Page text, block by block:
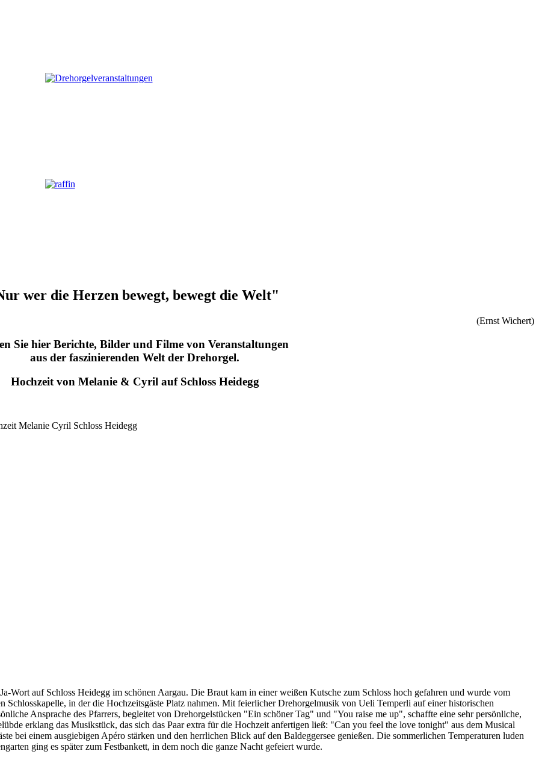
wer die Herzen bewegt, bewegt die Welt"
(Ernst Wichert)
Sie hier Berichte, Bilder und Filme von Veranstaltungen
aus der faszinierenden Welt der Drehorgel.
Hochzeit von Melanie & Cyril auf Schloss Heidegg
Wort auf Schloss Heidegg im schönen Aargau. Die Braut kam in einer weißen Kutsche zum Schloss hoch gefahren und wurde vom
Schlosskapelle, in der die Hochzeitsgäste Platz nahmen. Mit feierlicher Drehorgelmusik von Ueli Temperli auf einer historischen
Ansprache des Pfarrers, begleitet von Drehorgelstücken "Ein schöner Tag" und "You raise me up", schaffte eine sehr persönliche,
erklang das Musikstück, das sich das Paar extra für die Hochzeit anfertigen ließ: "Can you feel the love tonight" aus dem Musical
bei einem ausgiebigen Apéro stärken und den herrlichen Blick auf den Baldeggersee genießen. Die sommerlichen Temperaturen luden
ging es später zum Festbankett, in dem noch die ganze Nacht gefeiert wurde.